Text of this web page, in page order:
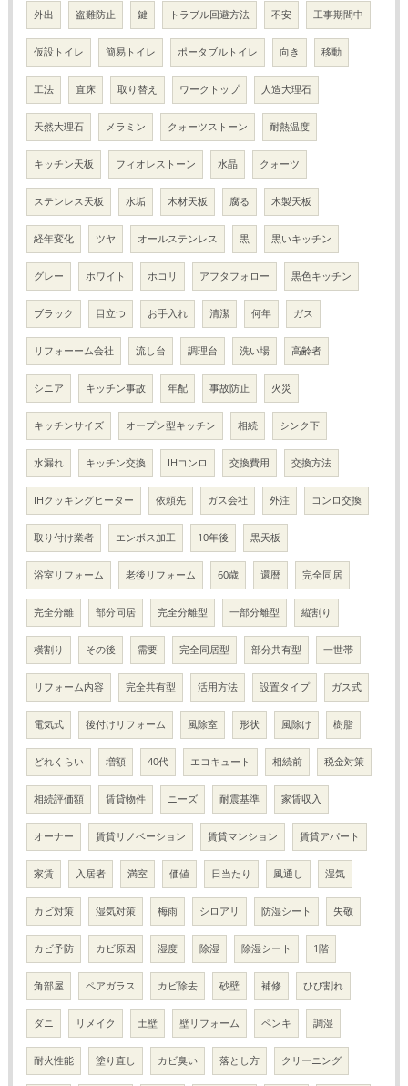
外出 盗難防止 鍵 トラブル回避方法 不安 工事期間中
仮設トイレ 簡易トイレ ポータブルトイレ 向き 移動
工法 直床 取り替え ワークトップ 人造大理石
天然大理石 メラミン クォーツストーン 耐熱温度
キッチン天板 フィオレストーン 水晶 クォーツ
ステンレス天板 水垢 木材天板 腐る 木製天板
経年変化 ツヤ オールステンレス 黒 黒いキッチン
グレー ホワイト ホコリ アフタフォロー 黒色キッチン
ブラック 目立つ お手入れ 清潔 何年 ガス
リフォーーム会社 流し台 調理台 洗い場 高齢者
シニア キッチン事故 年配 事故防止 火災
キッチンサイズ オープン型キッチン 相続 シンク下
水漏れ キッチン交換 IHコンロ 交換費用 交換方法
IHクッキングヒーター 依頼先 ガス会社 外注 コンロ交換
取り付け業者 エンボス加工 10年後 黒天板
浴室リフォーム 老後リフォーム 60歳 還暦 完全同居
完全分離 部分同居 完全分離型 一部分離型 縦割り
横割り その後 需要 完全同居型 部分共有型 一世帯
リフォーム内容 完全共有型 活用方法 設置タイプ ガス式
電気式 後付けリフォーム 風除室 形状 風除け 樹脂
どれくらい 増額 40代 エコキュート 相続前 税金対策
相続評価額 賃貸物件 ニーズ 耐震基準 家賃収入
オーナー 賃貸リノベーション 賃貸マンション 賃貸アパート
家賃 入居者 満室 価値 日当たり 風通し 湿気
カビ対策 湿気対策 梅雨 シロアリ 防湿シート 失敬
カビ予防 カビ原因 湿度 除湿 除湿シート 1階
角部屋 ペアガラス カビ除去 砂壁 補修 ひび割れ
ダニ リメイク 土壁 壁リフォーム ペンキ 調湿
耐火性能 塗り直し カビ臭い 落とし方 クリーニング